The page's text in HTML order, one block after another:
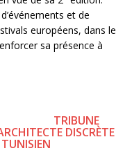
et de
européens, dans le
sa présence à
TRIBUNE
DISCRÈTE